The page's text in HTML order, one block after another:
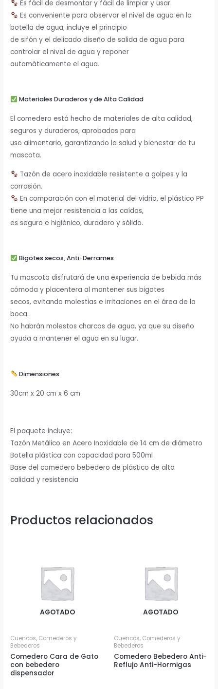
Es fácil de desmontar y fácil de limpiar y usar.
Es conveniente para observar el nivel de agua en la
botella de agua; incluye el principio
de sifón y el delicado diseño de salida de agua para
controlar el nivel de agua y reponer
automáticamente el agua.
Materiales Duraderos y de Alta Calidad
El comedero está hecho de materiales de alta calidad,
seguros y duraderos, aprobados para
uso alimentario, garantizando la salud y bienestar de tu
mascota.
Tazón de acero inoxidable resistente a golpes y la
corrosión.
En comparación con el material del vidrio, el plástico PP
tiene una mejor resistencia a las caídas,
es seguro e higiénico, duradero y sólido.
Bigotes secos, Anti-Derrames
Tu mascota disfrutará de una experiencia de bebida más
cómoda y placentera al mantener sus bigotes
secos, evitando molestias e irritaciones en el área de la
boca.
No habrán molestos charcos de agua, ya que su diseño
ayuda a mantener el agua en su lugar.
Dimensiones
30cm x 20 cm x 6 cm
El paquete incluye:
Tazón Metálico en Acero Inoxidable de 14 cm de diámetro
Botella plástica con capacidad para 500ml
Base del comedero bebedero de plástico de alta
calidad y resistencia
Productos relacionados
AGOTADO
Cuencos, Comederos y
Bebederos
Comedero Cara de Gato
con bebedero
dispensador
AGOTADO
Cuencos, Comederos y
Bebederos
Comedero Bebedero Anti-
Reflujo Anti-Hormigas